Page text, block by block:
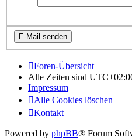
Foren-Übersicht
Alle Zeiten sind
Impressum
Alle Cookies löschen
Kontakt
Powered by phpBB® Forum